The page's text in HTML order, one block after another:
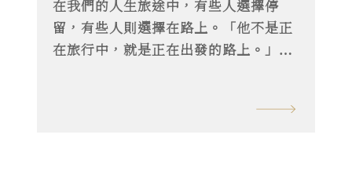
在我們的人生旅途中，有些人選擇停
留，有些人則選擇在路上。「他不是正
在旅行中，就是正在出發的路上。」這
世界一百多個國家，溫士凱的人生豐富